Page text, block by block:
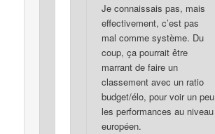
Je connaissais pas, mais
effectivement, c’est pas
mal comme système. Du
coup, ça pourrait être
marrant de faire un
classement avec un ratio
budget/élo, pour voir un peu
les performances au niveau
européen.